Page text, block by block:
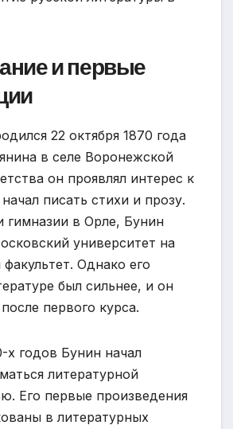
и первые
22 октября 1870 года
в селе Воронежской
он проявлял интерес к
писать стихи и прозу.
гимназии в Орле, Бунин
университет на
Однако его
был сильнее, и он
первого курса.
х годов Бунин начал
литературной
Его первые произведения
в литературных